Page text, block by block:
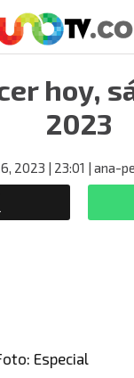
hoy,
2023
2023 | 23:01 | ana-
Especial